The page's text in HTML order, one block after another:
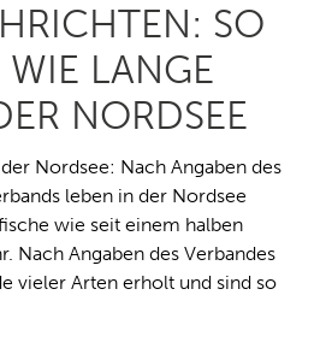
SO
LANGE
NORDSEE
Nordsee: Nach Angaben des
leben in der Nordsee
wie seit einem halben
Nach Angaben des Verbandes
vieler Arten erholt und sind so